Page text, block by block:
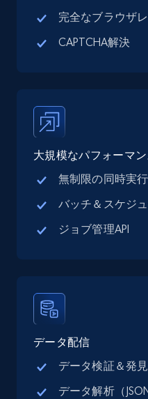
Place id, URL, Country,
Address, Description,
more.
13.3K+ 1.7K+
Address, Description,
more.
完全なブラウザ
CAPTCHA解決
大規模なパフォーマン
無制限の同時実
バッチ＆スケジ
ジョブ管理API
データ配信
データ検証＆発見
データ解析（